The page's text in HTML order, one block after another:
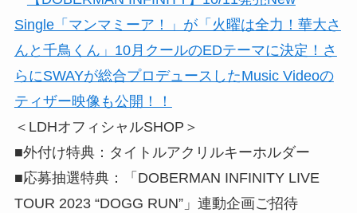
＜LDHオフィシャルSHOP＞
■外付け特典：タイトルアクリルキーホルダー
■応募抽選特典：「DOBERMAN INFINITY LIVE
TOUR 2023 “DOGG RUN”」連動企画ご招待